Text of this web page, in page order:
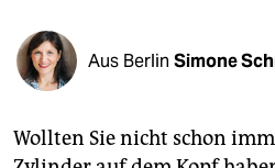
fragen & hilfe
abo
Aus Berlin Simone
Wollten Sie nicht schon